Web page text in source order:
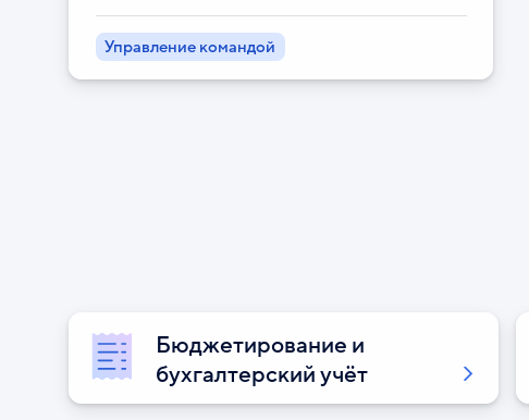
Управление командой
Бюджетирование и
бухгалтерский учёт